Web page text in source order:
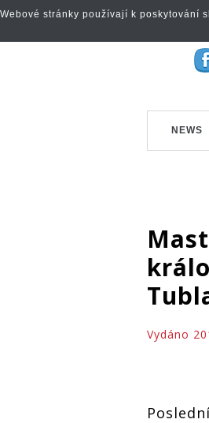
NEWS
Vydáno
Webové stránky používají k poskytování